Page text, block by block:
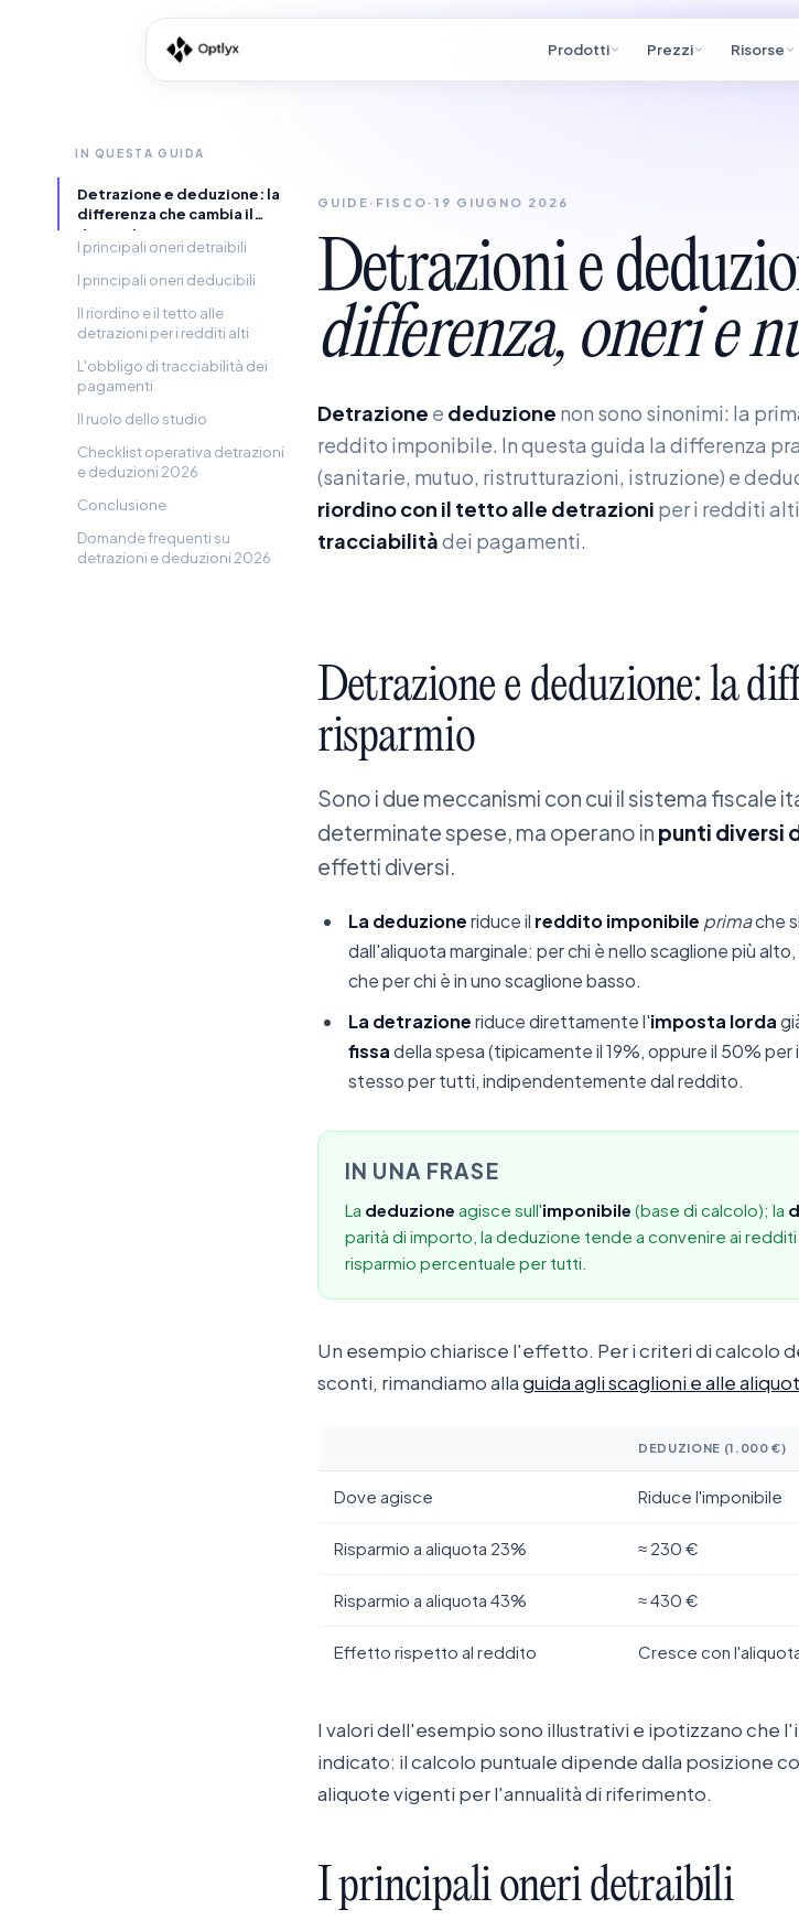
Prodotti Prezzi Risorse
GUIDE · FISCO · 19 GIUGNO 2026
Detrazionie
differenza, oneri e
Detrazione e deduzione non sono sinonimi: la
reddito imponibile. In questa guida la differenza
(sanitarie, mutuo, ristrutturazioni, istruzione) e
riordino con il tetto alle detrazioni per i redditi
tracciabilitàdei pagamenti.
Detrazioneededuzione:la
risparmio
Sono i due meccanismi con cui il sistema fiscale
determinate spese, ma operano in punti diversi
effetti diversi.
La deduzioneriduce il reddito imponibile primache
dall'aliquota marginale: per chi è nello scaglione più
che per chi è in uno scaglione basso.
La detrazioneriduce direttamente l'imposta lorda
fissadella spesa (tipicamente il 19%, oppure il 50%
stesso per tutti, indipendentemente dal reddito.
IN UNA FRASE
La deduzione agisce sull'imponibile (base di calcolo); la
parità di importo, la deduzione tende a convenire ai
risparmio percentuale per tutti.
Un esempio chiarisce l'effetto. Per i criteri di calcolo
sconti, rimandiamo allaguida agli scaglioni e alle
DEDUZIONE (1.000 €)
Dove agisce Riduce l'imponibile
Risparmio a aliquota 23% ≈ 230 €
Risparmio a aliquota 43% ≈ 430 €
Effetto rispetto al reddito Cresce con
I valori dell'esempio sono illustrativi e ipotizzano che
indicato: il calcolo puntuale dipende dalla posizione
aliquote vigenti per l'annualità di riferimento.
Iprincipalioneridetraibili
IN QUESTA GUIDA
Detrazione e deduzione: la
differenza che cambia il
risparmio
I principali oneri detraibili
I principali oneri deducibili
Il riordino e il tetto alle
detrazioni per i redditi alti
L'obbligo di tracciabilità dei
pagamenti
Il ruolo dello studio
Checklist operativa detrazioni
e deduzioni 2026
Conclusione
Domande frequenti su
detrazioni e deduzioni 2026